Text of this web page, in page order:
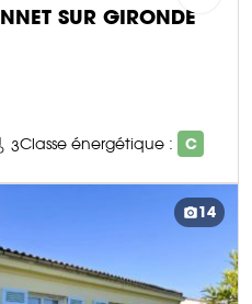
SUR GIRONDE
3Classe énergétique : C
14